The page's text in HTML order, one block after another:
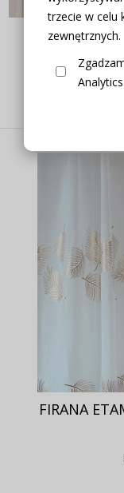
trzecie w celu
zewnętrznych.
Analytics
FIRANA
FIRANA